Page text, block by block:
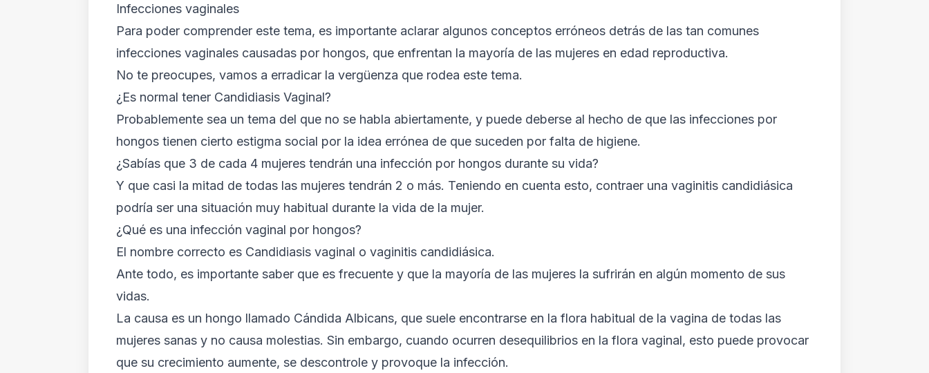
Infecciones vaginales
Para poder comprender este tema, es importante aclarar algunos conceptos erróneos detrás de las tan comunes
infecciones vaginales causadas por hongos, que enfrentan la mayoría de las mujeres en edad reproductiva.
No te preocupes, vamos a erradicar la vergüenza que rodea este tema.
¿Es normal tener Candidiasis Vaginal?
Probablemente sea un tema del que no se habla abiertamente, y puede deberse al hecho de que las infecciones por
hongos tienen cierto estigma social por la idea errónea de que suceden por falta de higiene.
¿Sabías que 3 de cada 4 mujeres tendrán una infección por hongos durante su vida?
Y que casi la mitad de todas las mujeres tendrán 2 o más. Teniendo en cuenta esto, contraer una vaginitis candidiásica
podría ser una situación muy habitual durante la vida de la mujer.
¿Qué es una infección vaginal por hongos?
El nombre correcto es Candidiasis vaginal o vaginitis candidiásica.
Ante todo, es importante saber que es frecuente y que la mayoría de las mujeres la sufrirán en algún momento de sus
vidas.
La causa es un hongo llamado Cándida Albicans, que suele encontrarse en la flora habitual de la vagina de todas las
mujeres sanas y no causa molestias. Sin embargo, cuando ocurren desequilibrios en la flora vaginal, esto puede provocar
que su crecimiento aumente, se descontrole y provoque la infección.